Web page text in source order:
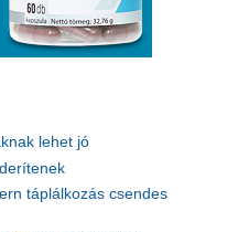
lehet jó
táplálkozás csendes